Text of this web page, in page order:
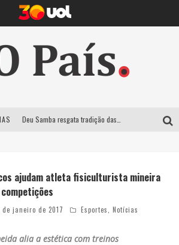
ajudam atleta fisiculturista mineira
de janeiro de 2017 Esportes Notícias
alia a estética com treinos